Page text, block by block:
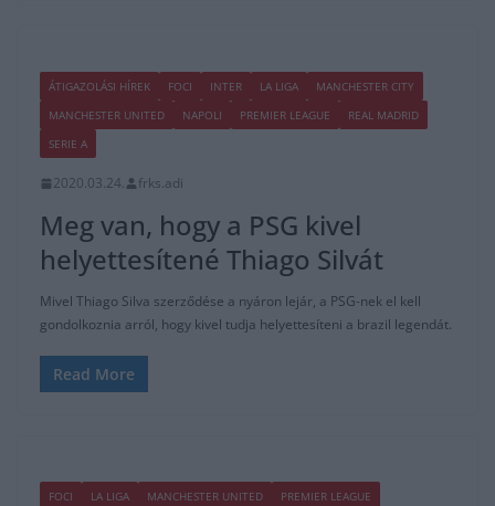
ÁTIGAZOLÁSI HÍREK FOCI INTER LA LIGA
MANCHESTER CITY
MANCHESTER UNITED
NAPOLI PREMIER LEAGUE
REAL MADRID
SERIE A
2020.03.24. frks.adi
Meg van, hogy a PSG kivel
helyettesítené Thiago Silvát
Mivel Thiago Silva szerződése a nyáron lejár, a PSG-nek el kell
gondolkoznia arról, hogy kivel tudja helyettesíteni a brazil legendát.
Read More
FOCI LA LIGA MANCHESTER UNITED
PREMIER LEAGUE